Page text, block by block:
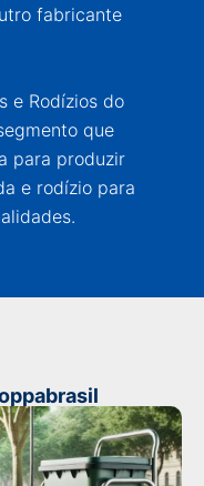
fabricante
e Rodízios do
que
para produzir
e rodízio para